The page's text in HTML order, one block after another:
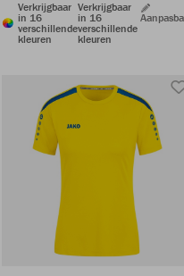
Verkrijgbaar
in 16
verschillende
kleuren
Verkrijgbaar
in 16
verschillende
kleuren